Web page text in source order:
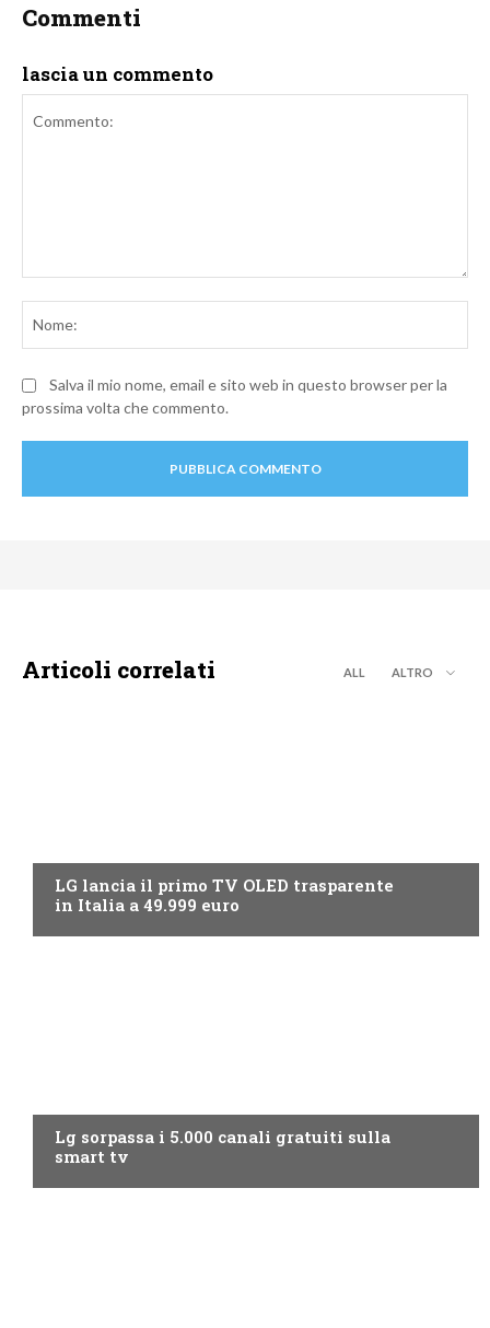
Commenti
lascia un commento
Salva il mio nome, email e sito web in questo browser per la
prossima volta che commento.
Articoli correlati ALL ALTRO
LG lancia il primo TV OLED trasparente
in Italia a 49.999 euro
Lg sorpassa i 5.000 canali gratuiti sulla
smart tv